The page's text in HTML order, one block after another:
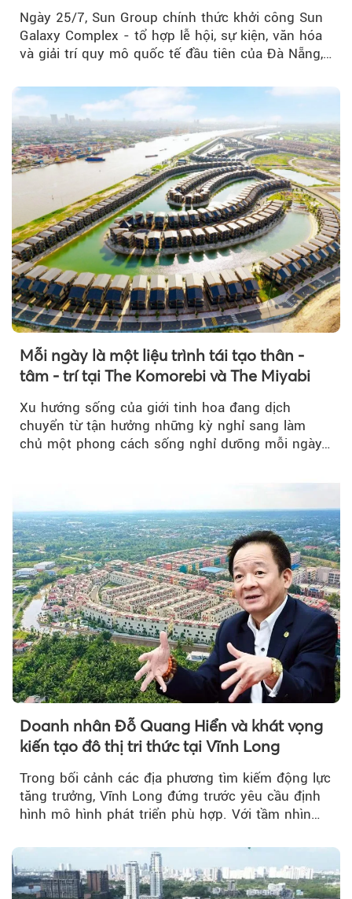
Ngày 25/7, Sun Group chính thức khởi công Sun
Galaxy Complex - tổ hợp lễ hội, sự kiện, văn hóa
và giải trí quy mô quốc tế đầu tiên của Đà Nẵng,…
Mỗi ngày là một liệu trình tái tạo thân -
tâm - trí tại The Komorebi và The Miyabi
Xu hướng sống của giới tinh hoa đang dịch
chuyển từ tận hưởng những kỳ nghỉ sang làm
chủ một phong cách sống nghỉ dưỡng mỗi ngày…
Doanh nhân Đỗ Quang Hiển và khát vọng
kiến tạo đô thị tri thức tại Vĩnh Long
Trong bối cảnh các địa phương tìm kiếm động lực
tăng trưởng, Vĩnh Long đứng trước yêu cầu định
hình mô hình phát triển phù hợp. Với tầm nhìn